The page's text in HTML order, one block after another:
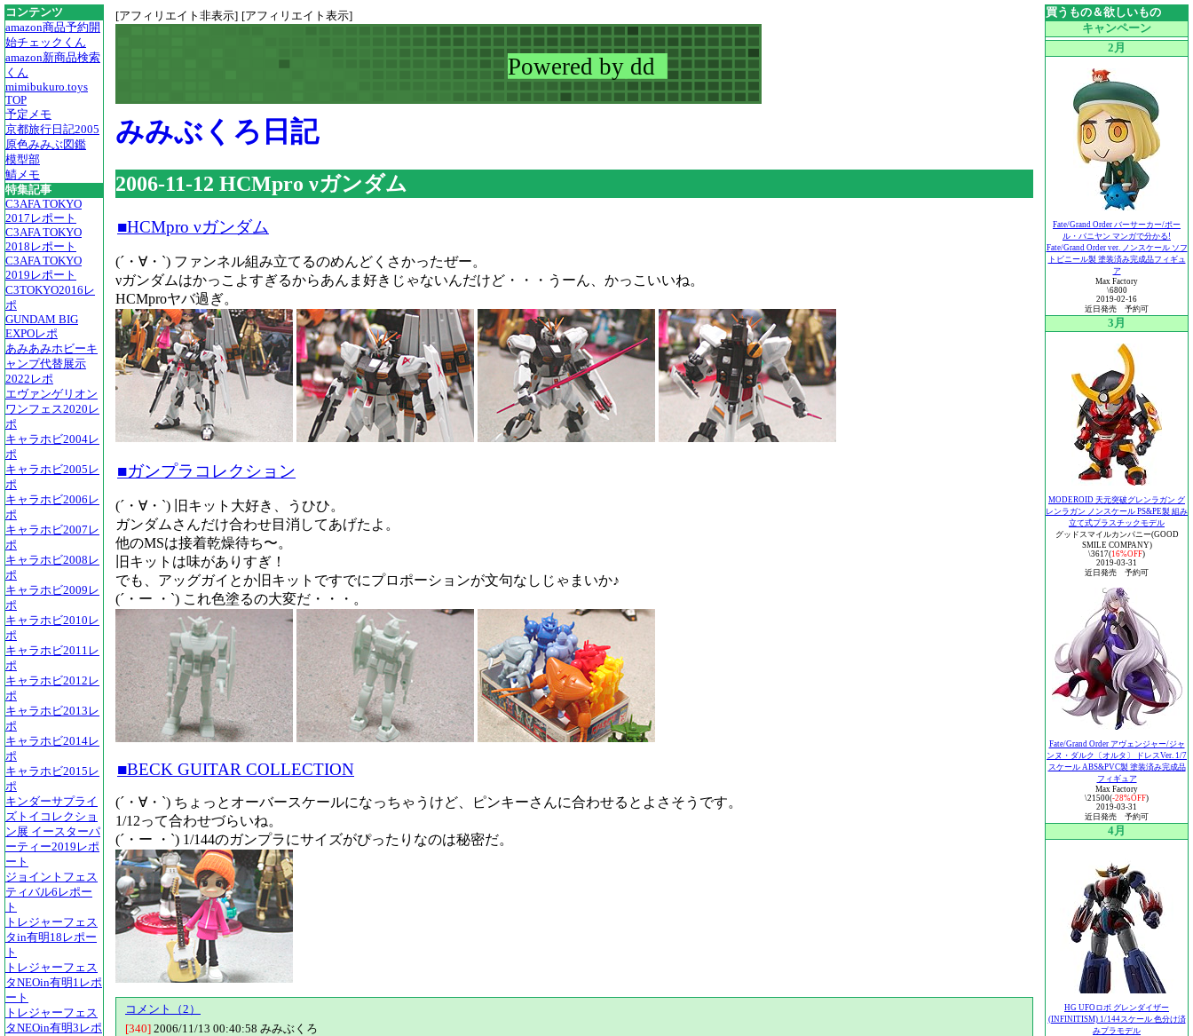
コンテンツ
amazon商品予約開
始チェックくん
amazon新商品検索
くん
mimibukuro.toys
TOP
予定メモ
京都旅行日記2005
原色みみぶ図鑑
模型部
鯖メモ
特集記事
C3AFA TOKYO
2017レポート
C3AFA TOKYO
2018レポート
C3AFA TOKYO
2019レポート
C3TOKYO2016レ
ポ
GUNDAM BIG
EXPOレポ
あみあみホビーキ
ャンプ代替展示
2022レポ
エヴァンゲリオン
ワンフェス2020レ
ポ
キャラホビ2004レ
ポ
キャラホビ2005レ
ポ
キャラホビ2006レ
ポ
キャラホビ2007レ
ポ
キャラホビ2008レ
ポ
キャラホビ2009レ
ポ
キャラホビ2010レ
ポ
キャラホビ2011レ
ポ
キャラホビ2012レ
ポ
キャラホビ2013レ
ポ
キャラホビ2014レ
ポ
キャラホビ2015レ
ポ
キンダーサプライ
ズトイコレクショ
ン展 イースターパ
ーティー2019レポ
ート
ジョイントフェス
ティバル6レポー
ト
トレジャーフェス
タin有明18レポー
ト
トレジャーフェス
タNEOin有明1レポ
ート
トレジャーフェス
タNEOin有明3レポ
[アフィリエイト非表示] [アフィリエイト表示]
みみぶくろ日記
2006-11-12 HCMpro νガンダム
■HCMpro νガンダム
(´・∀・`) ファンネル組み立てるのめんどくさかったぜー。
νガンダムはかっこよすぎるからあんま好きじゃないんだけど・・・うーん、かっこいいね。
HCMproヤバ過ぎ。
■ガンプラコレクション
(´・∀・`) 旧キット大好き、うひひ。
ガンダムさんだけ合わせ目消してあげたよ。
他のMSは接着乾燥待ち〜。
旧キットは味がありすぎ！
でも、アッグガイとか旧キットですでにプロポーションが文句なしじゃまいか♪
(´・ー ・`) これ色塗るの大変だ・・・。
■BECK GUITAR COLLECTION
(´・∀・`) ちょっとオーバースケールになっちゃうけど、ピンキーさんに合わせるとよさそうです。
1/12って合わせづらいね。
(´・ー ・`) 1/144のガンプラにサイズがぴったりなのは秘密だ。
コメント（2）
[340] 2006/11/13 00:40:58 みみぶくろ
買うもの＆欲しいもの
キャンペーン
2月
Fate/Grand Order バーサーカー/ポー
ル・バニヤン マンガで分かる!
Fate/Grand Order ver. ノンスケール ソフ
トビニール製 塗装済み完成品フィギュ
ア
Max Factory
\6800
2019-02-16
近日発売 予約可
3月
MODEROID 天元突破グレンラガン グ
レンラガン ノンスケール PS&PE製 組み
立て式プラスチックモデル
グッドスマイルカンパニー(GOOD
SMILE COMPANY)
\3617(16%OFF)
2019-03-31
近日発売 予約可
Fate/Grand Order アヴェンジャー/ジャ
ンヌ・ダルク〔オルタ〕 ドレスVer. 1/7
スケール ABS&PVC製 塗装済み完成品
フィギュア
Max Factory
\21500(-28%OFF)
2019-03-31
近日発売 予約可
4月
HG UFOロボ グレンダイザー
(INFINITISM) 1/144スケール 色分け済
みプラモデル